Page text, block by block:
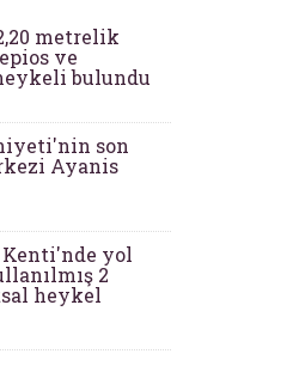
metrelik
ve
bulundu
son
Ayanis
yol
2
heykel